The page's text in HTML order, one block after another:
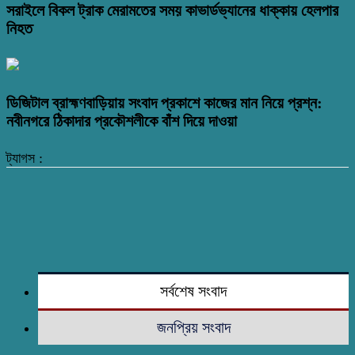
সরাইলে বিকল ট্রাক মেরামতের সময় কাভার্ডভ্যানের ধাক্কায় হেলপার
নিহত
ডিজিটাল ব্রাহ্মণবাড়িয়ায় সংবাদ প্রকাশে কাজের মান নিয়ে প্রশ্ন:
নবীনগরে ঠিকাদার প্রকৌশলীকে বাঁশ দিয়ে দাওয়া
ট্যাগস :
সর্বশেষ সংবাদ
জনপ্রিয় সংবাদ